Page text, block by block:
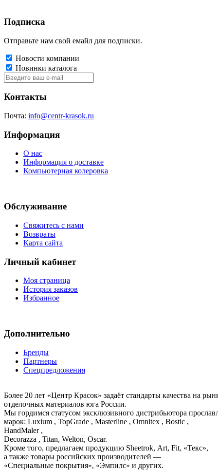
Подписка
Отправьте нам свой емайл для подписки.
Новости компании
Новинки каталога
Контакты
Почта: info@centr-krasok.ru
Информация
О нас
Информация о доставке
Компьютерная колеровка
Обслуживание
Свяжитесь с нами
Возвраты
Карта сайта
Личный кабинет
Моя страница
История заказов
Избранное
Дополнительно
Бренды
Партнеры
Спецпредложения
Более 20 лет «Центр Красок» задаёт стандарты качества на
отделочных материалов юга России.
Мы гордимся статусом эксклюзивного дистрибьютора
марок: Luxium , TopGrade , Masterline , Omnitex , Bostic ,
HandMaler ,
Decorazza , Titan, Welton, Oscar.
Кроме того, предлагаем продукцию Sheetrok, Art, Fit, «Текс»,
а также товары российских производителей —
«Специальные покрытия», «Эмпилс» и других.